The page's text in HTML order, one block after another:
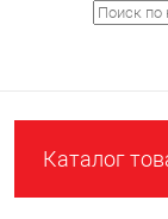
Каталог